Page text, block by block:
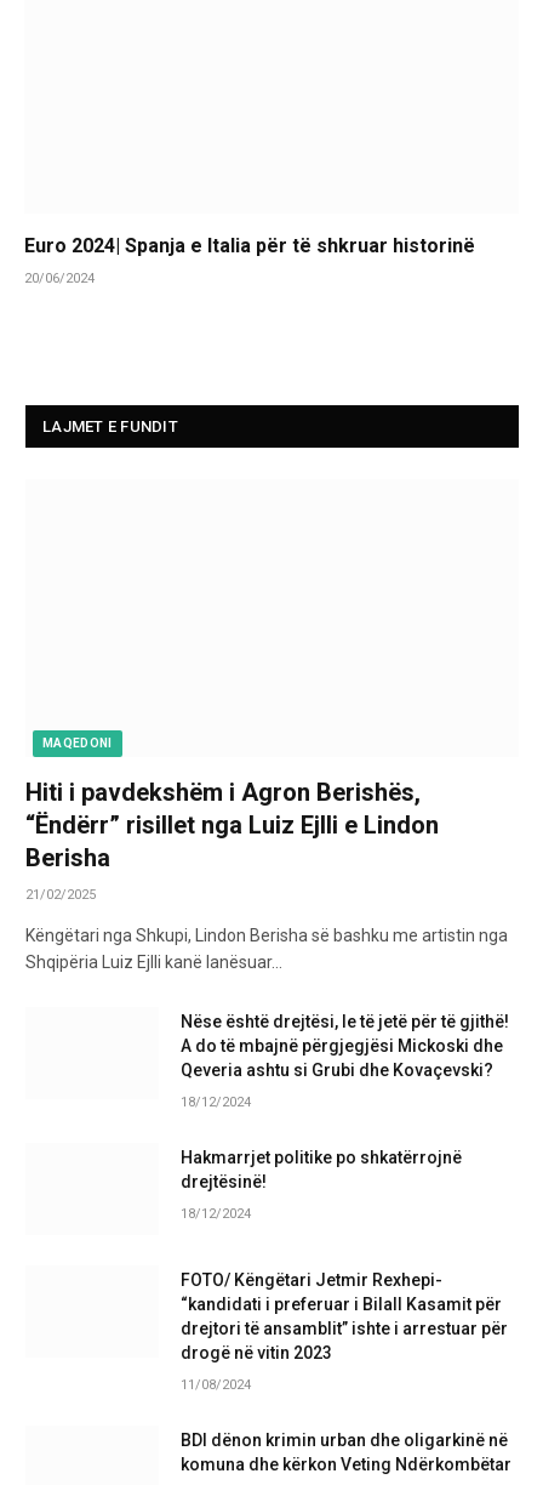
Euro 2024| Spanja e Italia për të shkruar historinë
20/06/2024
LAJMET E FUNDIT
MAQEDONI
Hiti i pavdekshëm i Agron Berishës,
“Ëndërr” risillet nga Luiz Ejlli e Lindon
Berisha
21/02/2025
Këngëtari nga Shkupi, Lindon Berisha së bashku me artistin nga
Shqipëria Luiz Ejlli kanë lanësuar…
Nëse është drejtësi, le të jetë për të gjithë!
A do të mbajnë përgjegjësi Mickoski dhe
Qeveria ashtu si Grubi dhe Kovaçevski?
18/12/2024
Hakmarrjet politike po shkatërrojnë
drejtësinë!
18/12/2024
FOTO/ Këngëtari Jetmir Rexhepi-
“kandidati i preferuar i Bilall Kasamit për
drejtori të ansamblit” ishte i arrestuar për
drogë në vitin 2023
11/08/2024
BDI dënon krimin urban dhe oligarkinë në
komuna dhe kërkon Veting Ndërkombëtar